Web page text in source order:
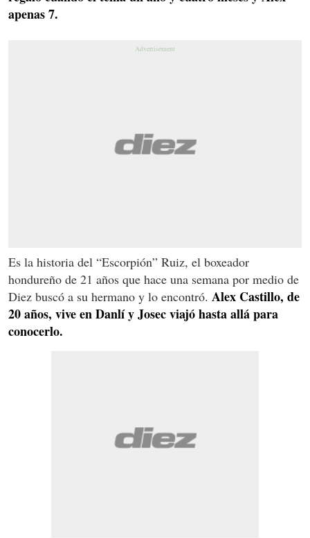
apenas 7.
Es la historia del “Escorpión” Ruiz, el boxeador
hondureño de 21 años que hace una semana por medio de
Diez buscó a su hermano y lo encontró. Alex Castillo, de
20 años, vive en Danlí y Josec viajó hasta allá para
conocerlo.